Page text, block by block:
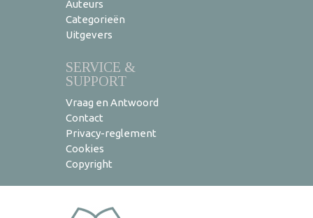
Auteurs
Categorieën
Uitgevers
SERVICE &
SUPPORT
Vraag en Antwoord
Contact
Privacy-reglement
Cookies
Copyright